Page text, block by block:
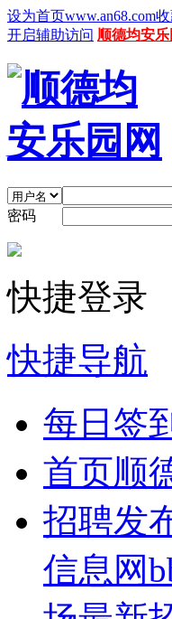
设为首页www.an68.com
开启辅助访问 顺德均安
密码
快捷登录
快捷导航
每日签
首页顺
招聘发
信息网